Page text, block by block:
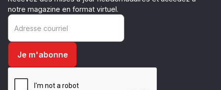
notre magazine en format virtuel.